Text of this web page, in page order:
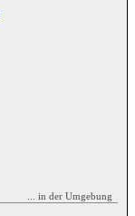
... in der Umgebung